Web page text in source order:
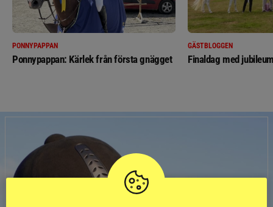
PONNYPAPPAN
Ponnypappan: Kärlek från första gnägget
GÄSTBLOGGEN
Finaldag med